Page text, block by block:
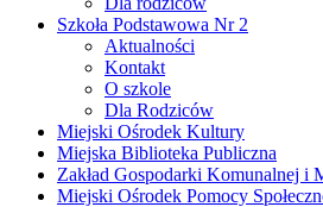
Szkoła Podstawowa Nr 2
Aktualności
Kontakt
O szkole
Dla Rodziców
Miejski Ośrodek Kultury
Miejska Biblioteka Publiczna
Zakład Gospodarki Komunalnej i
Miejski Ośrodek Pomocy